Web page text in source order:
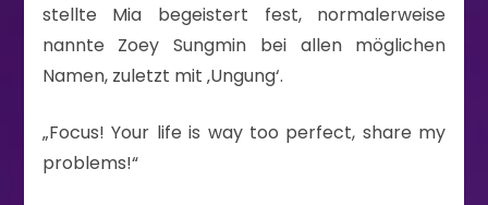
stellte Mia begeistert fest, normalerweise
nannte Zoey Sungmin bei allen möglichen
Namen, zuletzt mit ‚Ungung‘.
„Focus! Your life is way too perfect, share my
problems!“